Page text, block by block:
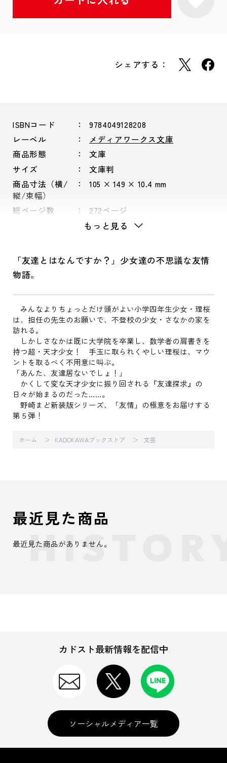
シェアする：
ISBNコード
9784049128208
レーベル
メディアワークス文庫
商品形態
文庫
サイズ
文庫判
商品寸法（横/
縦/束幅）
105 × 149 × 10.4 mm
総ページ数 272ページ
もっと見る
「友達とはなんですか？」少女達の不思議な友情
物語。
みんなよりちょっとだけ頭がよい小学四年生少女・理桜
は、担任の先生のお願いで、不登校の少女・さなかの家を
訪れる。
しかしさなかは既に大学院を卒業し、数学者の肩書きを
持つ超・天才少女！ 手玉に取られくやしい理桜は、マウ
ントを取るべく不用意に叫ぶ。
「あんた、友達居ないでしょ！」
かくして変な天才少女に振り回される『友達探求』の
日々が始まるのだった……。
野崎まど新装版シリーズ、「友情」の極意をお届けする
第５弾！
ホーム KADOKAWAブックストア 文芸
最近見た商品
最近見た商品がありません。
カドスト最新情報を配信中
ソーシャルメディア一覧